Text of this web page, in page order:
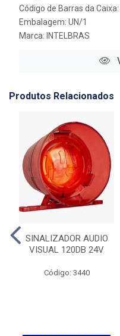
Código de Barras da
Embalagem: UN/1
Marca: INTELBRAS
Produtos Relacionados
SINALIZADOR AUDIO
VISUAL 120DB 24V
Código: 3440